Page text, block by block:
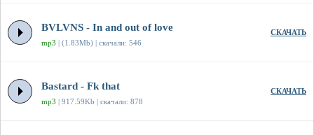
BVLVNS - In and out of love
mp3 | (1.83Mb) | скачали: 546
СКАЧАТЬ
Bastard - Fk that
mp3 | 917.59Kb | скачали: 878
СКАЧАТЬ